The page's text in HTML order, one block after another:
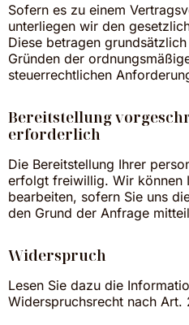
Sofern es zu einem
unterliegen wir den
Diese betragen
Gründen der
steuerrechtlichen
Bereitstellung
erforderlich
Die Bereitstellung Ihrer
erfolgt freiwillig. Wir können
bearbeiten, sofern Sie uns
den Grund der Anfrage
Widerspruch
Lesen Sie dazu die
Widerspruchsrecht nach Art.